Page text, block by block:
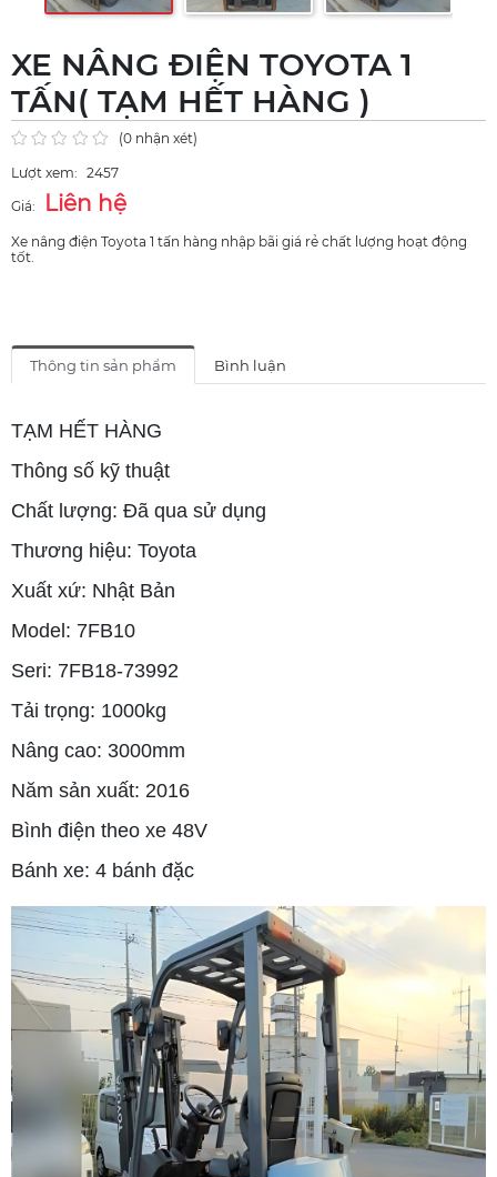
XE NÂNG ĐIỆN TOYOTA 1
TẤN( TẠM HẾT HÀNG )
(0 nhận xét)
Lượt xem: 2457
Giá:
Liên hệ
Xe nâng điện Toyota 1 tấn hàng nhập bãi giá rẻ chất lượng hoạt động
tốt.
Thông tin sản phẩm Bình luận
TẠM HẾT HÀNG
Thông số kỹ thuật
Chất lượng: Đã qua sử dụng
Thương hiệu: Toyota
Xuất xứ: Nhật Bản
Model: 7FB10
Seri: 7FB18-73992
Tải trọng: 1000kg
Nâng cao: 3000mm
Năm sản xuất: 2016
Bình điện theo xe 48V
Bánh xe: 4 bánh đặc